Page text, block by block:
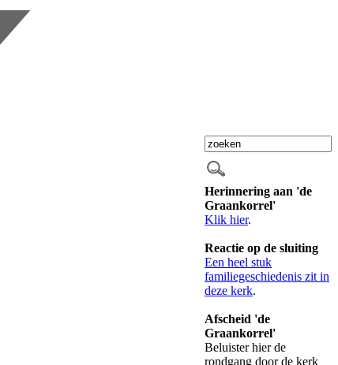
Herinnering aan 'de
Graankorrel'
Klik hier.
Reactie op de sluiting
Een heel stuk
familiegeschiedenis zit in
deze kerk.
Afscheid 'de
Graankorrel'
Beluister hier de
rondgang door de kerk